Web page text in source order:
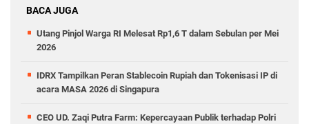
BACA JUGA
Utang Pinjol Warga RI Melesat Rp1,6 T dalam Sebulan per Mei
2026
IDRX Tampilkan Peran Stablecoin Rupiah dan Tokenisasi IP di
acara MASA 2026 di Singapura
CEO UD. Zaqi Putra Farm: Kepercayaan Publik terhadap Polri